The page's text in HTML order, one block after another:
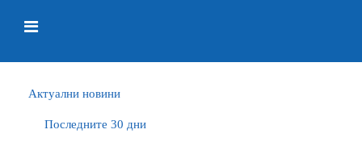
Актуални новини
Последните 30 дни